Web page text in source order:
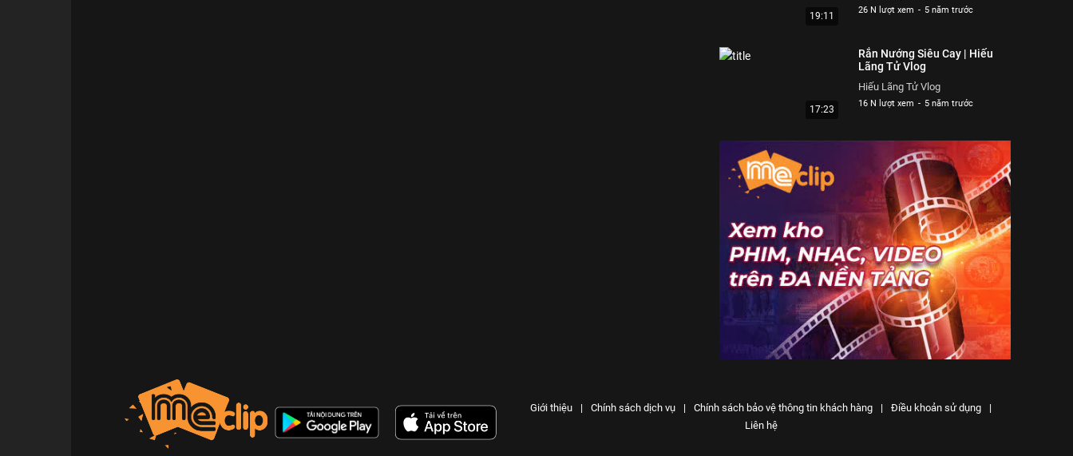
19:11
26 N lượt xem - 5 năm trước
17:23
Rắn Nướng Siêu Cay | Hiếu
Lãng Tử Vlog
Hiếu Lãng Tử Vlog
16 N lượt xem - 5 năm trước
Giới thiệu | Chính sách dịch vụ | Chính sách bảo vệ thông tin khách hàng | Điều khoản sử dụng
|
Liên hệ